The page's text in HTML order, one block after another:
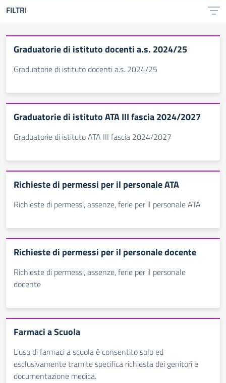
FILTRI
Graduatorie di istituto docenti a.s. 2024/25
Graduatorie di istituto docenti a.s. 2024/25
Graduatorie di istituto ATA III fascia 2024/2027
Graduatorie di istituto ATA III fascia 2024/2027
Richieste di permessi per il personale ATA
Richieste di permessi, assenze, ferie per il personale ATA
Richieste di permessi per il personale docente
Richieste di permessi, assenze, ferie per il personale
docente
Farmaci a Scuola
L'uso di farmaci a scuola è consentito solo ed
esclusivamente tramite specifica richiesta dei genitori e
documentazione medica.